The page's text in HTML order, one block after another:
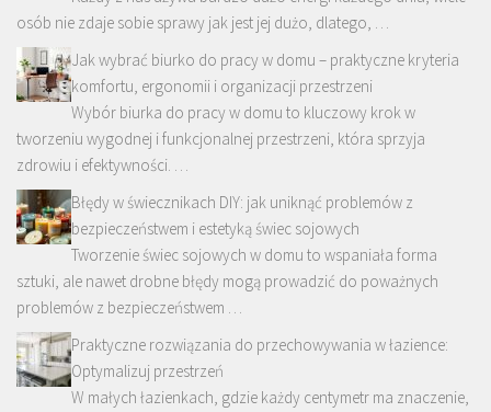
osób nie zdaje sobie sprawy jak jest jej dużo, dlatego, …
Jak wybrać biurko do pracy w domu – praktyczne kryteria
komfortu, ergonomii i organizacji przestrzeni
Wybór biurka do pracy w domu to kluczowy krok w
tworzeniu wygodnej i funkcjonalnej przestrzeni, która sprzyja
zdrowiu i efektywności. …
Błędy w świecznikach DIY: jak uniknąć problemów z
bezpieczeństwem i estetyką świec sojowych
Tworzenie świec sojowych w domu to wspaniała forma
sztuki, ale nawet drobne błędy mogą prowadzić do poważnych
problemów z bezpieczeństwem …
Praktyczne rozwiązania do przechowywania w łazience:
Optymalizuj przestrzeń
W małych łazienkach, gdzie każdy centymetr ma znaczenie,